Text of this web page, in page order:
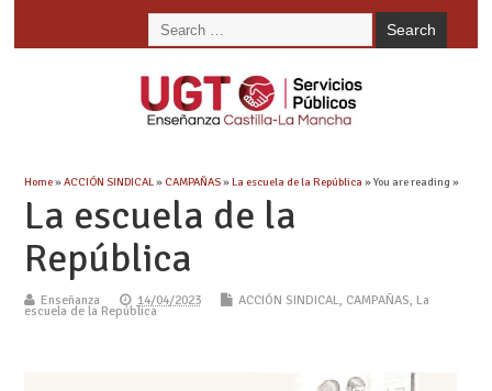
Home»ACCIÓN SINDICAL» CAMPAÑAS»La escuela de la República » You are reading »
La escuela de la
República
Enseñanza 14/04/2023 ACCIÓN SINDICAL, CAMPAÑAS, La
escuela de la República